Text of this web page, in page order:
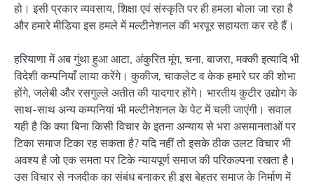
हो। इसी प्रकार व्यवसाय, शिक्षा एवं संस्कृति पर ही हमला बोला जा रहा है
और हमारे मीडिया इस हमले में मल्टीनेशनल की भरपूर सहायता कर रहे हैं।
हरियाणा में अब गुंथा हुआ आटा, अंकुरित मूंग, चना, बाजरा, मक्की इत्यादि भी
विदेशी कम्पनियाँ लाया करेंगे। कुकीज, चाकलेट व केक हमारे घर की शोभा
होंगे, जलेबी और रसगुल्ले अतीत की यादगार होंगे। भारतीय कुटीर उद्योग के
साथ-साथ अन्य कम्पनियां भी मल्टीनेशनल के पेट में चली जाएंगी। सवाल
यही है कि क्या बिना किसी विचार के इतना अन्याय से भरा असमानताओं पर
टिका समाज टिका रह सकता है? यदि नहीं तो इसके ठीक उलट विचार भी
अवश्य है जो एक समता पर टिके न्यायपूर्ण समाज की परिकल्पना रखता है।
उस विचार से नजदीक का संबंध बनाकर ही इस बेहतर समाज के निर्माण में